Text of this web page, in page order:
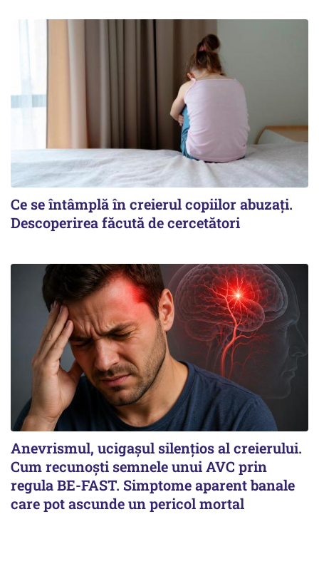
Ce se întâmplă în creierul copiilor abuzați.
Descoperirea făcută de cercetători
Anevrismul, ucigașul silențios al creierului.
Cum recunoști semnele unui AVC prin
regula BE-FAST. Simptome aparent banale
care pot ascunde un pericol mortal